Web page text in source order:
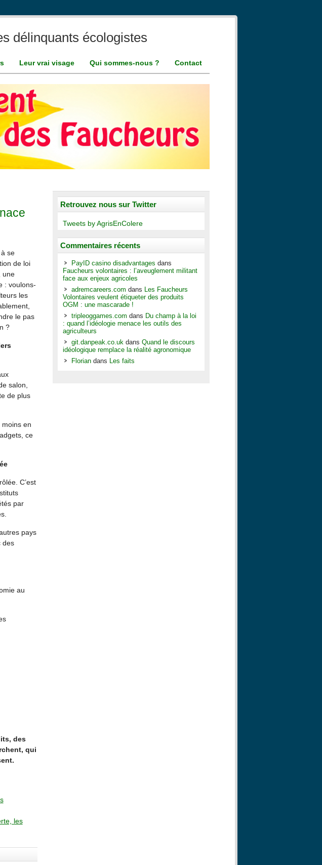
délinquants écologistes
Leur vrai visage Qui sommes-nous ? Contact
se
de loi
une
: voulons-
les
le pas
?
salon,
de plus
en
ce
C’est
par
pays
des
au
des
qui
les
Retrouvez nous sur Twitter
Tweets by AgrisEnColere
Commentaires récents
PayID casino disadvantages dans
Faucheurs volontaires : l’aveuglement militant
face aux enjeux agricoles
adremcareers.com dans Les Faucheurs
Volontaires veulent étiqueter des produits
OGM : une mascarade !
tripleoggames.com dans Du champ à la loi
: quand l’idéologie menace les outils des
agriculteurs
git.danpeak.co.uk dans Quand le discours
idéologique remplace la réalité agronomique
Florian dans Les faits